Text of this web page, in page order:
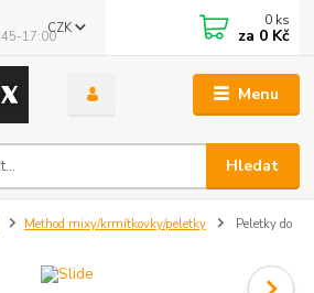
Menu
CZK
Hledat
17:00
0 ks
za 0 Kč
Method mixy/krmítkovky/peletky
Peletky do